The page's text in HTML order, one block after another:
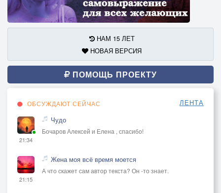
НАМ 15 ЛЕТ
НОВАЯ ВЕРСИЯ
ПОМОЩЬ ПРОЕКТУ
ОБСУЖДАЮТ СЕЙЧАС ЛЕНТА
21:34
Чудо
Бочаров Алексей и Елена , спасибо!
21:15
Жена моя всё время моется
А что скажет сам автор текста? Он -то знает.